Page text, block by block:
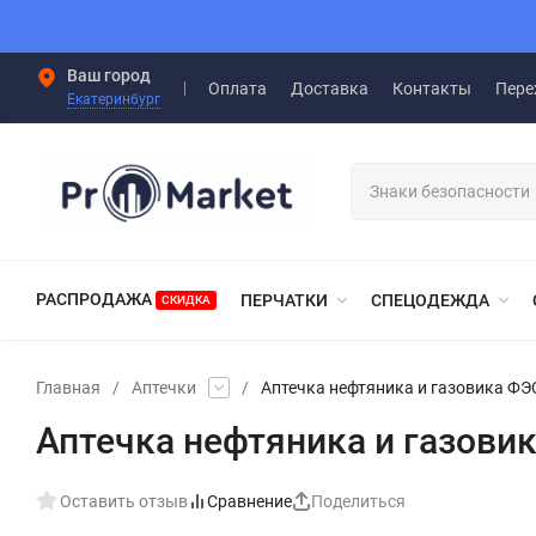
Ваш город
Екатеринбург
Оплата Доставка Контакты
РАСПРОДАЖА СКИДКА ПЕРЧАТКИ СПЕЦОДЕЖДА
Главная / Аптечки / Аптечка нефтяника и газовика
Аптечка нефтяника и
Оставить отзыв Сравнение Поделиться